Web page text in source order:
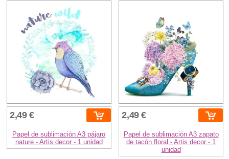
2,49 €
Papel de sublimación A3 pájaro
nature - Artis decor - 1 unidad
2,49 €
Papel de sublimación A3 zapato
de tacón floral - Artis decor - 1
unidad